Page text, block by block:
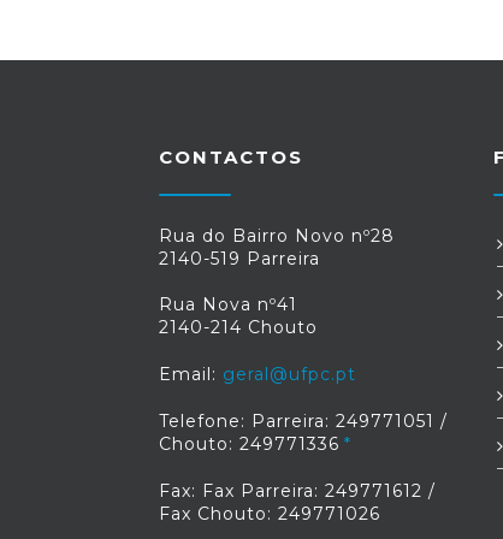
CONTACTOS
Rua do Bairro Novo nº28
2140-519 Parreira
Rua Nova nº41
2140-214 Chouto
Email: geral@ufpc.pt
Telefone: Parreira: 249771051 /
Chouto: 249771336
Fax: Fax Parreira: 249771612 /
Fax Chouto: 249771026